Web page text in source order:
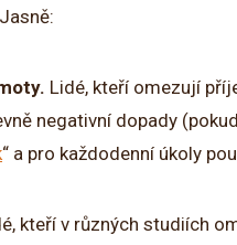
Lidé, kteří omezují
negativní dopady
“ a pro každodenní úkoly
kteří v různých studiích